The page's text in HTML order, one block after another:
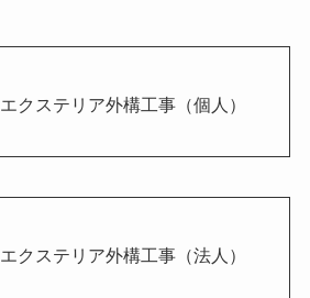
エクステリア外構工事（個人）
エクステリア外構工事（法人）